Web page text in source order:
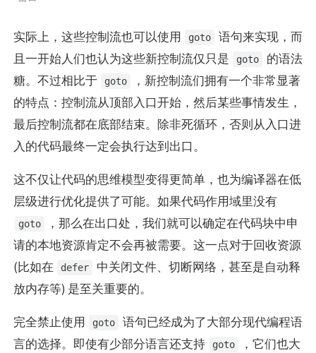
实际上，这些控制流也可以使用 goto
语句来实现，而
且一开始人们也认为这些新控制流仅只是
goto
的语法
糖。不过相比于
goto
，新控制流们拥有一个非常显著
的特点：控制流从顶部入口开始，然后某些事情发生，
最后控制流都在底部结束。除非死循环，否则从入口进
入的代码最终一定会执行达到出口。
这不仅让代码的思维模型变得更简单，也为编译器在低
层级进行优化提供了可能。如果代码作用域里没有
goto
，那么在出口处，我们就可以确定在代码块中申
请的本地资源肯定不会再被需要。这一点对于回收资源
(比如在
defer
中关闭文件、切断网络，甚至是自动释
放内存等) 是至关重要的。
完全禁止使用 goto
语句已经成为了大部分现代编程语
言的选择。即使有少部分语言还支持
goto
，它们也大